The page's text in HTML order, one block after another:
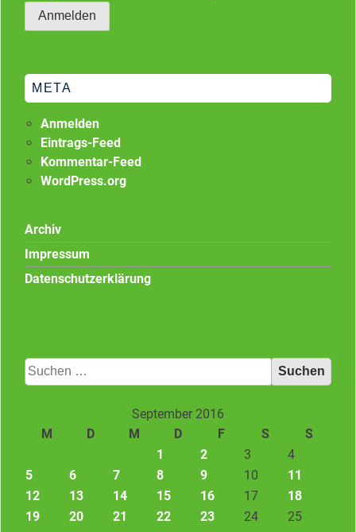
META
Anmelden
Eintrags-Feed
Kommentar-Feed
WordPress.org
Archiv
Impressum
Datenschutzerklärung
Suchen
nach:
September 2016
M
D M D F S
S
1
2 3
4
5
6 7 8 9 10
11
12
13 14 15 16 17
18
19
20 21 22 23 24
25